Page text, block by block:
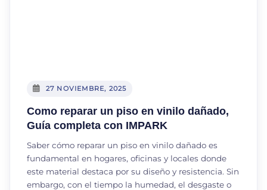
27 NOVIEMBRE, 2025
Como reparar un piso en vinilo dañado,
Guía completa con IMPARK
Saber cómo reparar un piso en vinilo dañado es
fundamental en hogares, oficinas y locales donde
este material destaca por su diseño y resistencia. Sin
embargo, con el tiempo la humedad, el desgaste o